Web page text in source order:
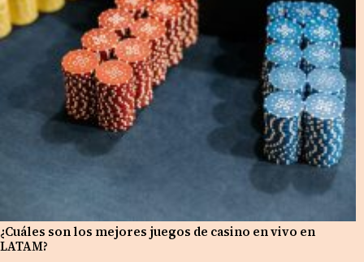
¿Cuáles son los mejores juegos de casino en vivo en
LATAM?